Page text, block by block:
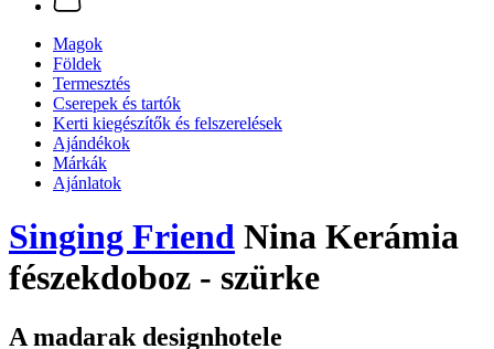
Magok
Földek
Termesztés
Cserepek és tartók
Kerti kiegészítők és felszerelések
Ajándékok
Márkák
Ajánlatok
Singing Friend Nina Kerámia
fészekdoboz - szürke
A madarak designhotele